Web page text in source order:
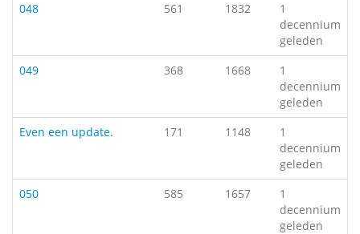
048
561 1832
1
decennium
geleden
049
368 1668
1
decennium
geleden
Even een update.
171 1148
1
decennium
geleden
050
585 1657
1
decennium
geleden